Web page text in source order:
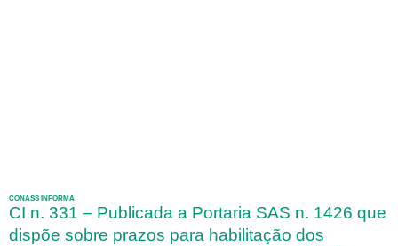
CONASS INFORMA
CI n. 331 – Publicada a Portaria SAS n. 1426 que
dispõe sobre prazos para habilitação dos